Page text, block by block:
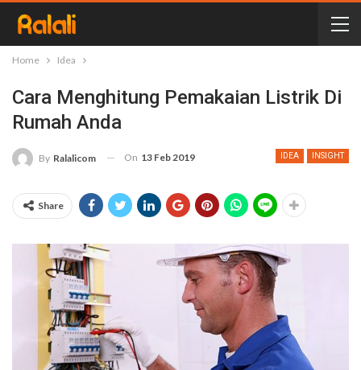
Home Idea
Cara Menghitung Pemakaian Listrik Di
Rumah Anda
IDEA INSIGHT
By Ralalicom On 13 Feb 2019
Share